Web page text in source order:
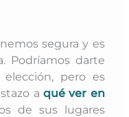
segura y es
Podríamos darte
elección, pero es
a qué ver en
de sus lugares